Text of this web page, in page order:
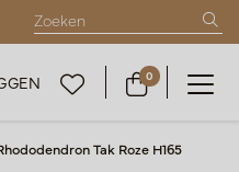
0
Tak Roze H165